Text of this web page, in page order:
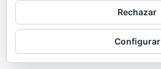
Rechazar
Configurar